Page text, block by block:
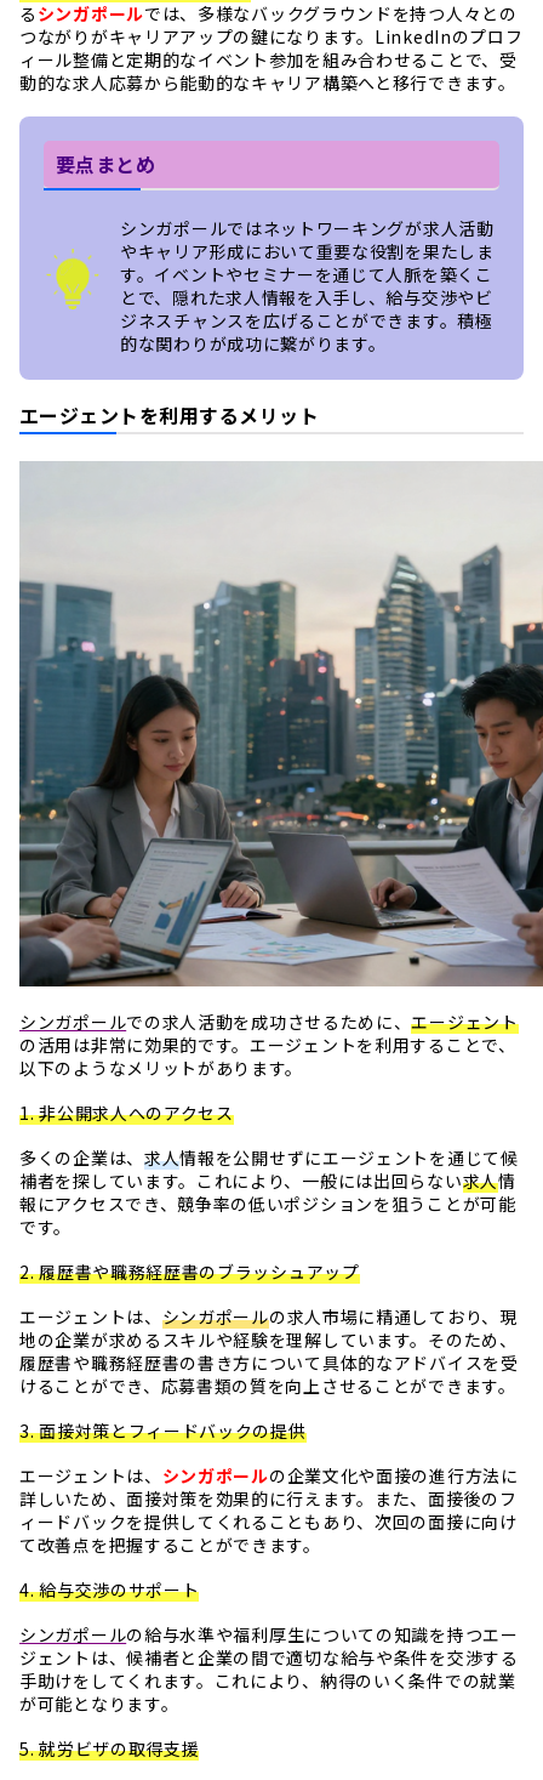
る シンガポールでは、多様なバックグラウンドを持つ人々との
つながりがキャリアアップの鍵になります。LinkedInのプロフ
ィール整備と定期的なイベント参加を組み合わせることで、受
動的な求人応募から能動的なキャリア構築へと移行できます。
要点まとめ
シンガポールではネットワーキングが求人活動
やキャリア形成において重要な役割を果たしま
す。イベントやセミナーを通じて人脈を築くこ
とで、隠れた求人情報を入手し、給与交渉やビ
ジネスチャンスを広げることができます。積極
的な関わりが成功に繋がります。
エージェントを利用するメリット
シンガポールでの求人活動を成功させるために、エージェント
の活用は非常に効果的です。エージェントを利用することで、
以下のようなメリットがあります。
1. 非公開求人へのアクセス
多くの企業は、 求人情報を公開せずにエージェントを通じて候
補者を探しています。これにより、一般には出回らない求人情
報にアクセスでき、競争率の低いポジションを狙うことが可能
です。
2. 履歴書や職務経歴書のブラッシュアップ
エージェントは、 シンガポールの求人市場に精通しており、現
地の企業が求めるスキルや経験を理解しています。そのため、
履歴書や職務経歴書の書き方について具体的なアドバイスを受
けることができ、応募書類の質を向上させることができます。
3. 面接対策とフィードバックの提供
エージェントは、 シンガポールの企業文化や面接の進行方法に
詳しいため、面接対策を効果的に行えます。また、面接後のフ
ィードバックを提供してくれることもあり、次回の面接に向け
て改善点を把握することができます。
4. 給与交渉のサポート
シンガポールの給与水準や福利厚生についての知識を持つエー
ジェントは、候補者と企業の間で適切な給与や条件を交渉する
手助けをしてくれます。これにより、納得のいく条件での就業
が可能となります。
5. 就労ビザの取得支援